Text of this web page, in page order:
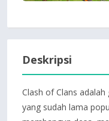
Deskripsi
Clash of Clans
yang sudah lama